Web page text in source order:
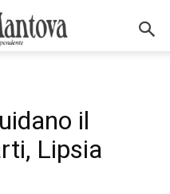
il
Lipsia